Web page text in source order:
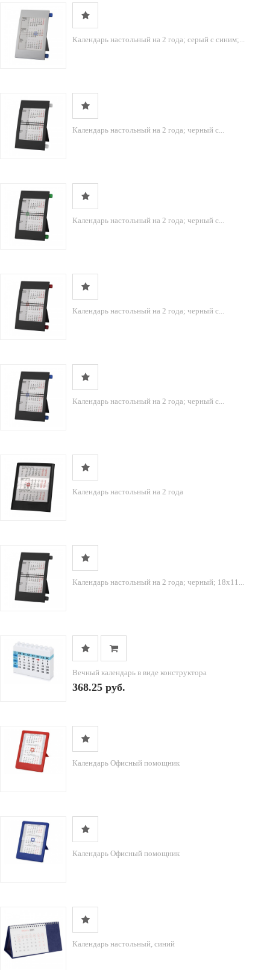
Календарь настольный на 2 года; серый с синим;...
Календарь настольный на 2 года; черный с...
Календарь настольный на 2 года; черный с...
Календарь настольный на 2 года; черный с...
Календарь настольный на 2 года; черный с...
Календарь настольный на 2 года
Календарь настольный на 2 года; черный; 18х11...
Вечный календарь в виде конструктора
368.25 руб.
Календарь Офисный помощник
Календарь Офисный помощник
Календарь настольный, синий